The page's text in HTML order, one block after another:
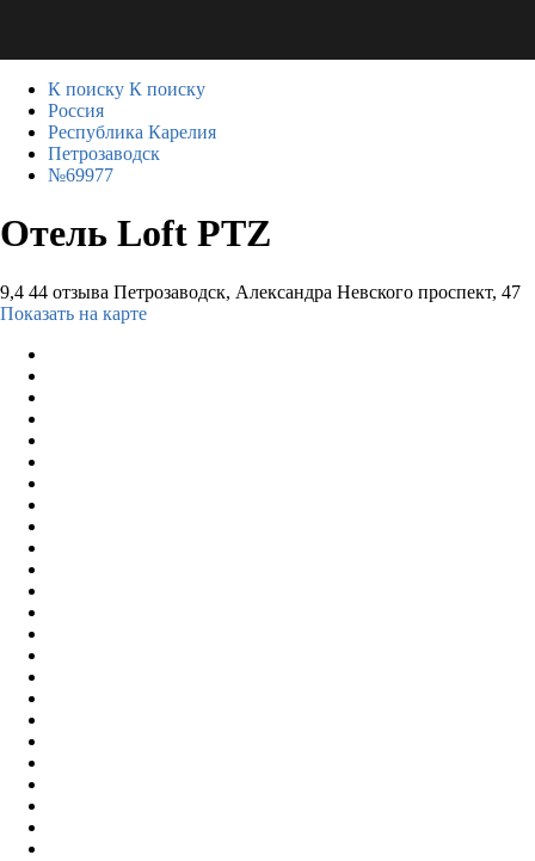
К поиску К поиску
Россия
Республика Карелия
Петрозаводск
№69977
Отель Loft PTZ
9,4 44 отзыва Петрозаводск, Александра Невского проспект, 47
Показать на карте